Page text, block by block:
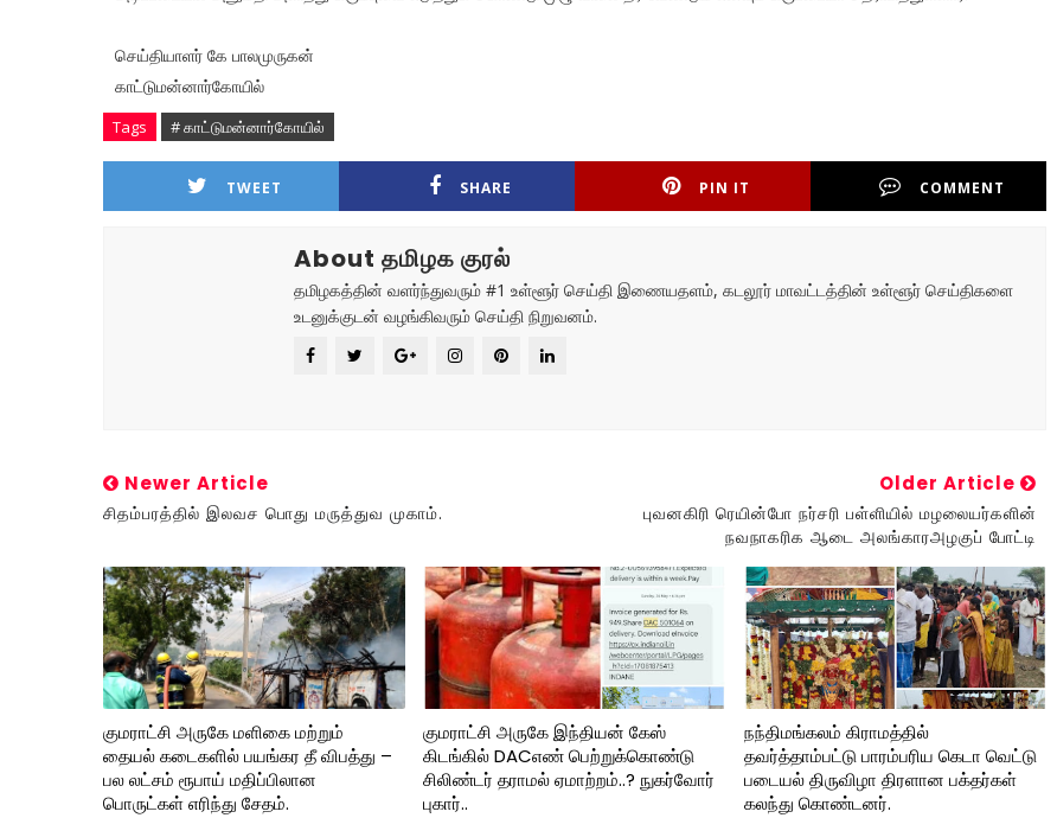
செய்தியாளர் கே பாலமுருகன்
காட்டுமன்னார்கோயில்
Tags # காட்டுமன்னார்கோயில்
TWEET SHARE PIN IT COMMENT
About தமிழக குரல்
தமிழகத்தின் வளர்ந்துவரும் #1 உள்ளூர் செய்தி இணையதளம், கடலூர் மாவட்டத்தின் உள்ளூர் செய்திகளை
உடனுக்குடன் வழங்கிவரும் செய்தி நிறுவனம்.
Newer Article
சிதம்பரத்தில் இலவச பொது மருத்துவ முகாம்.
Older Article
புவனகிரி ரெயின்போ நர்சரி பள்ளியில் மழலையர்களின்
நவநாகரிக ஆடை அலங்காரஅழகுப் போட்டி
குமராட்சி அருகே மளிகை மற்றும்
தையல் கடைகளில் பயங்கர தீ விபத்து –
பல லட்சம் ரூபாய் மதிப்பிலான
பொருட்கள் எரிந்து சேதம்.
குமராட்சி அருகே இந்தியன் கேஸ்
கிடங்கில் DACஎண் பெற்றுக்கொண்டு
சிலிண்டர் தராமல் ஏமாற்றம்..? நுகர்வோர்
புகார்..
நந்திமங்கலம் கிராமத்தில்
தவர்த்தாம்பட்டு பாரம்பரிய கெடா வெட்டு
படையல் திருவிழா திரளான பக்தர்கள்
கலந்து கொண்டனர்.